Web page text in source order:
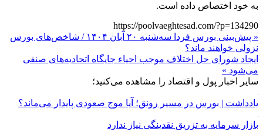
به خود اختصاص داده است.
https://poolvaeghtesad.com/?p=134290
« پیش‌بینی بورس فردا سه‌شنبه ۲۰ آبان ۱۴۰۴ / شاخص‌های بورس
نزولی خواهند ماند؟
ایجاد شورای حل اختلاف موجب احیاء جایگاه اتحادیه‌های صنفی
می‌شود »
سایر اخبار پول و اقتصاد را مشاهده می‌کنید؛
یادداشت | بورس در مسیر رونق؛ آیا موج صعودی پایدار می‌ماند؟
بازار سرمایه به تزریق نقدینگی نیاز ندارد